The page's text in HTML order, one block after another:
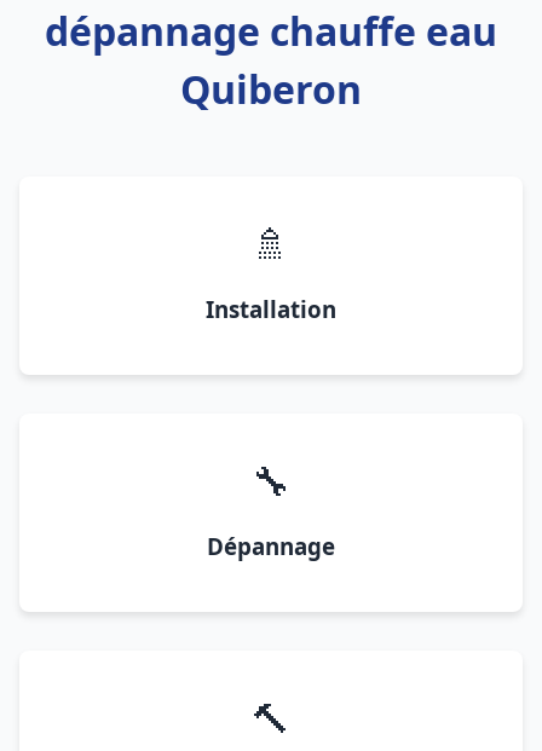
dépannage chauffe eau
Quiberon
🚿
Installation
🔧
Dépannage
🔨